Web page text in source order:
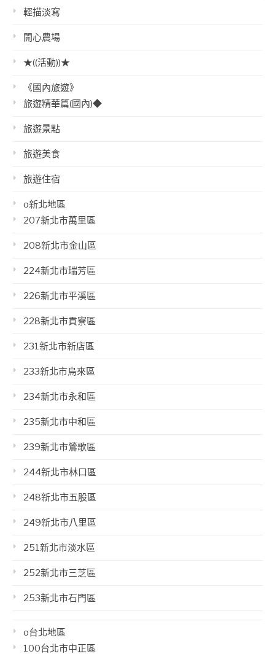
輕描淡寫
開心農場
★((活動))★
《國內旅遊》
旅遊精華篇(國內)◆
旅遊景點
旅遊美食
旅遊住宿
o新北地區
207新北市萬里區
208新北市金山區
224新北市瑞芳區
226新北市平溪區
228新北市貢寮區
231新北市新店區
233新北市烏來區
234新北市永和區
235新北市中和區
239新北市鶯歌區
244新北市林口區
248新北市五股區
249新北市八里區
251新北市淡水區
252新北市三芝區
253新北市石門區
o台北地區
100台北市中正區